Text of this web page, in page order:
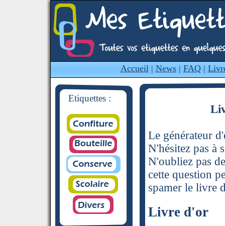
Accueil| News| FAQ|
Etiquettes :
Le générateur
N'hésitez pas à
N'oubliez pas
cette question
spamer le livre
Livre d'or